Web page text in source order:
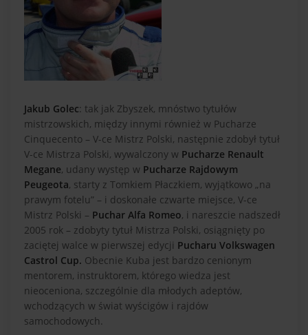
Jakub Golec: tak jak Zbyszek, mnóstwo tytułów
mistrzowskich, między innymi również w Pucharze
Cinquecento – V-ce Mistrz Polski, następnie zdobył tytuł
V-ce Mistrza Polski, wywalczony w Pucharze Renault
Megane, udany występ w Pucharze Rajdowym
Peugeota, starty z Tomkiem Płaczkiem, wyjątkowo „na
prawym fotelu” – i doskonałe czwarte miejsce, V-ce
Mistrz Polski – Puchar Alfa Romeo, i nareszcie nadszedł
2005 rok – zdobyty tytuł Mistrza Polski, osiągnięty po
zaciętej walce w pierwszej edycji Pucharu Volkswagen
Castrol Cup. Obecnie Kuba jest bardzo cenionym
mentorem, instruktorem, którego wiedza jest
nieoceniona, szczególnie dla młodych adeptów,
wchodzących w świat wyścigów i rajdów
samochodowych.